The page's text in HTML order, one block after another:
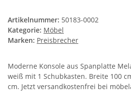
Artikelnummer: 50183-0002
Kategorie: Möbel
Marken: Preisbrecher
Moderne Konsole aus Spanplatte
weiß mit 1 Schubkasten. Breite 100
cm. Jetzt versandkostenfrei bei